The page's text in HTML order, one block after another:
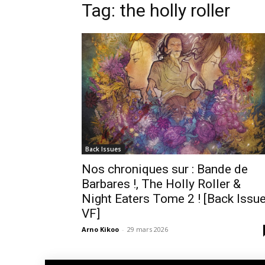
Tag: the holly roller
Back Issues
Nos chroniques sur : Bande de
Barbares !, The Holly Roller &
Night Eaters Tome 2 ! [Back
VF]
Arno Kikoo - 29 mars 2026